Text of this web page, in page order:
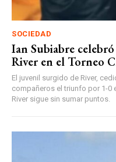
SOCIEDAD
Ian Subiabre
River en el Torneo
El juvenil surgido de River,
compañeros el triunfo por 1-0
River sigue sin sumar puntos.